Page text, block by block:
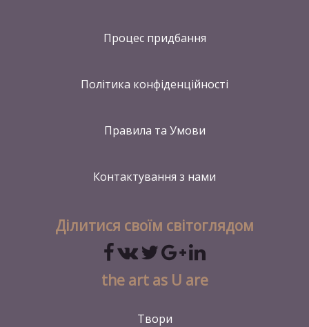
Процес придбання
Політика конфіденційності
Правила та Умови
Контактування з нами
Ділитися своїм світоглядом
the art as U are
Твори